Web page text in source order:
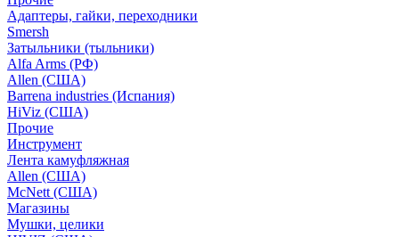
Адаптеры, гайки, переходники
Smersh
Затыльники (тыльники)
Alfa Arms (РФ)
Allen (США)
Barrena industries (Испания)
HiViz (США)
Прочие
Инструмент
Лента камуфляжная
Allen (США)
McNett (США)
Магазины
Мушки, целики